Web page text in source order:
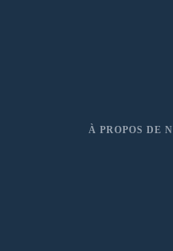
À PROPOS DE